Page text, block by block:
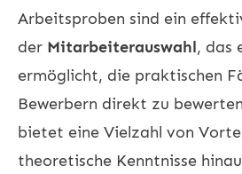
Arbeitsproben sind ein
der Mitarbeiterauswahl, das
ermöglicht, die praktischen
Bewerbern direkt zu
bietet eine Vielzahl von
theoretische Kenntnisse